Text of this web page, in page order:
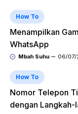
How To
Menampilkan
WhatsApp
Mbah Suhu 06/07/
How To
Nomor Telepon
dengan